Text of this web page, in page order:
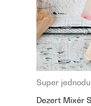
Super
Dezert Mixér